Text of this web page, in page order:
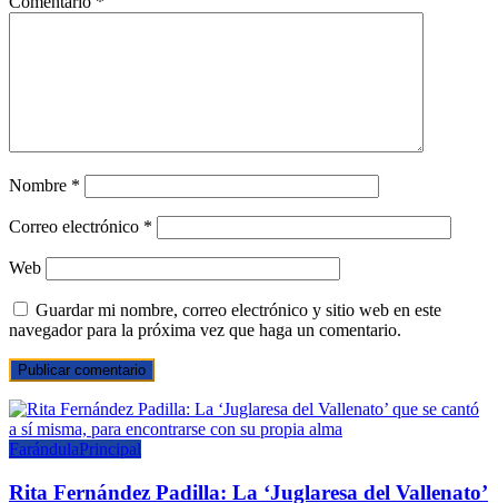
Nombre *
Correo electrónico *
Web
Guardar mi nombre, correo electrónico y sitio web en este
navegador para la próxima vez que haga un comentario.
FarándulaPrincipal
Rita Fernández Padilla: La ‘Juglaresa del Vallenato’